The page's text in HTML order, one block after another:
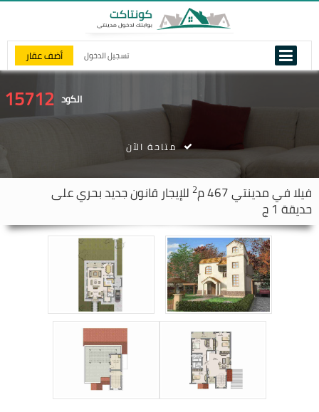
تسجيل الدخول أضف عقار
الكود 15712
فيلا فيمدينتي 2 للإيجار قانون جديد بحري على
حديقة 1 ج
متاحة الآن